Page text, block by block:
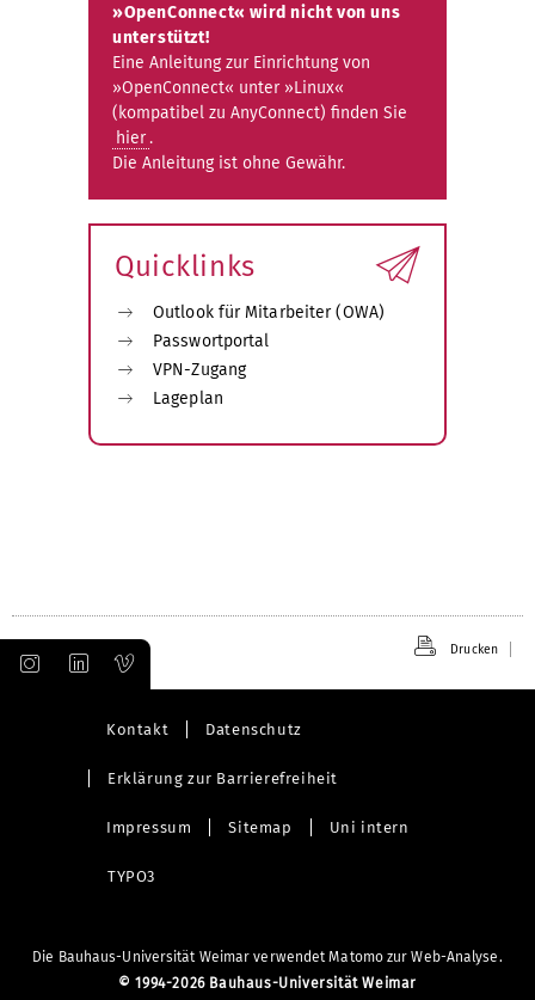
»OpenConnect« wird nicht von uns
unterstützt!
Eine Anleitung zur Einrichtung von
»OpenConnect« unter »Linux«
(kompatibel zu AnyConnect) finden Sie
hier .
Die Anleitung ist ohne Gewähr.
Quicklinks
Outlook für Mitarbeiter (OWA)
Passwortportal
VPN-Zugang
Lageplan
Drucken
Kontakt Datenschutz
Erklärung zur Barrierefreiheit
Impressum Sitemap Uni intern
TYPO3
Die Bauhaus-Universität Weimar verwendet Matomo zur Web-Analyse.
© 1994-2026 Bauhaus-Universität Weimar